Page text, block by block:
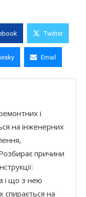
Twitter
Email
і
на інженерних
причини
і що з нею
спирається на